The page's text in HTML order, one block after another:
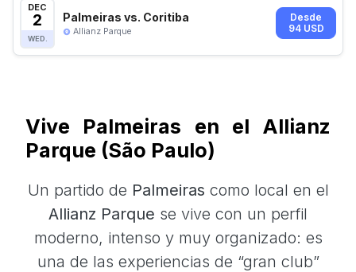
DEC
2
WED.
Palmeiras vs. Coritiba
Allianz Parque
Desde
94 USD
Vive Palmeiras en el Allianz
Parque (São Paulo)
Un partido de Palmeiras como local en el
Allianz Parque se vive con un perfil
moderno, intenso y muy organizado: es
una de las experiencias de “gran club”